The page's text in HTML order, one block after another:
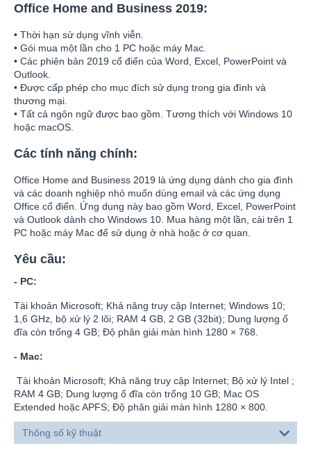
Office Home and Business 2019:
• Thời hạn sử dụng vĩnh viễn.
• Gói mua một lần cho 1 PC hoặc máy Mac.
• Các phiên bản 2019 cổ điển của Word, Excel, PowerPoint và
Outlook.
• Được cấp phép cho mục đích sử dụng trong gia đình và
thương mại.
• Tất cả ngôn ngữ được bao gồm. Tương thích với Windows 10
hoặc macOS.
Các tính năng chính:
Office Home and Business 2019 là ứng dụng dành cho gia đình
và các doanh nghiệp nhỏ muốn dùng email và các ứng dụng
Office cổ điển. Ứng dụng này bao gồm Word, Excel, PowerPoint
và Outlook dành cho Windows 10. Mua hàng một lần, cài trên 1
PC hoặc máy Mac để sử dụng ở nhà hoặc ở cơ quan.
Yêu cầu:
- PC:
Tài khoản Microsoft; Khả năng truy cập Internet; Windows 10;
1,6 GHz, bộ xử lý 2 lõi; RAM 4 GB, 2 GB (32bit); Dung lượng ổ
đĩa còn trống 4 GB; Độ phân giải màn hình 1280 × 768.
- Mac:
Tài khoản Microsoft; Khả năng truy cập Internet; Bộ xử lý Intel ;
RAM 4 GB; Dung lượng ổ đĩa còn trống 10 GB; Mac OS
Extended hoặc APFS; Độ phân giải màn hình 1280 × 800.
Thông số kỹ thuật